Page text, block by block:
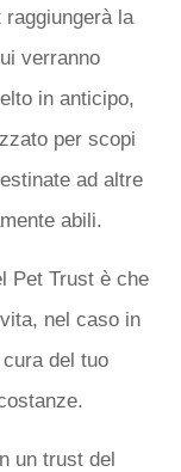
la
verranno
in anticipo,
per scopi
ad altre
abili.
Pet Trust è che
nel caso in
del tuo
un trust del